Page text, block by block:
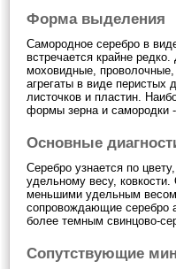
Форма выделения
Самородное серебро в
встречается крайне
моховидные,
агрегаты в виде перистых
листочков и пластин.
формы зерна и самородки
Основные
Серебро узнается по
удельному весу,
меньшими удельным
сопровождающие серебро
более темным свинцово-
Сопутствующие